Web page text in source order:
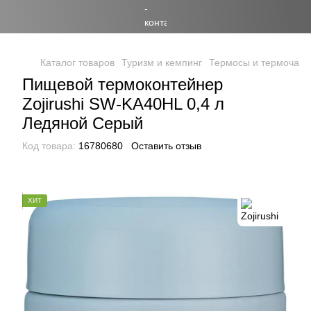
Каталог товаров Туризм и кемпинг Термосы и
Пищевой термоконтейнер
Zojirushi SW-KA40HL 0,4 л
Ледяной Серый
Код товара: 16780680 Оставить отзыв
ХИТ